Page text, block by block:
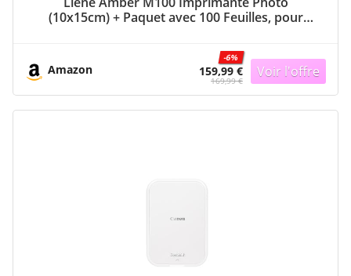
(10x15cm) + Paquet avec 100 Feuilles, pour
Qualité Instantané, 300DPI Sublimation
Amazon 159,99 €
-6%
169,99 €